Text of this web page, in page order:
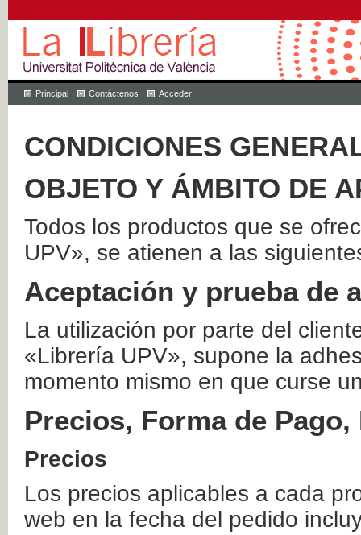
Principal Contáctenos Acceder
CONDICIONES
OBJETO Y ÁMBITO DE
Todos los productos que se
UPV», se atienen a las
Aceptación y prueba de
La utilización por parte del
«Librería UPV», supone la
momento mismo en que curse
Precios, Forma de
Precios
Los precios aplicables a cada
web en la fecha del pedido